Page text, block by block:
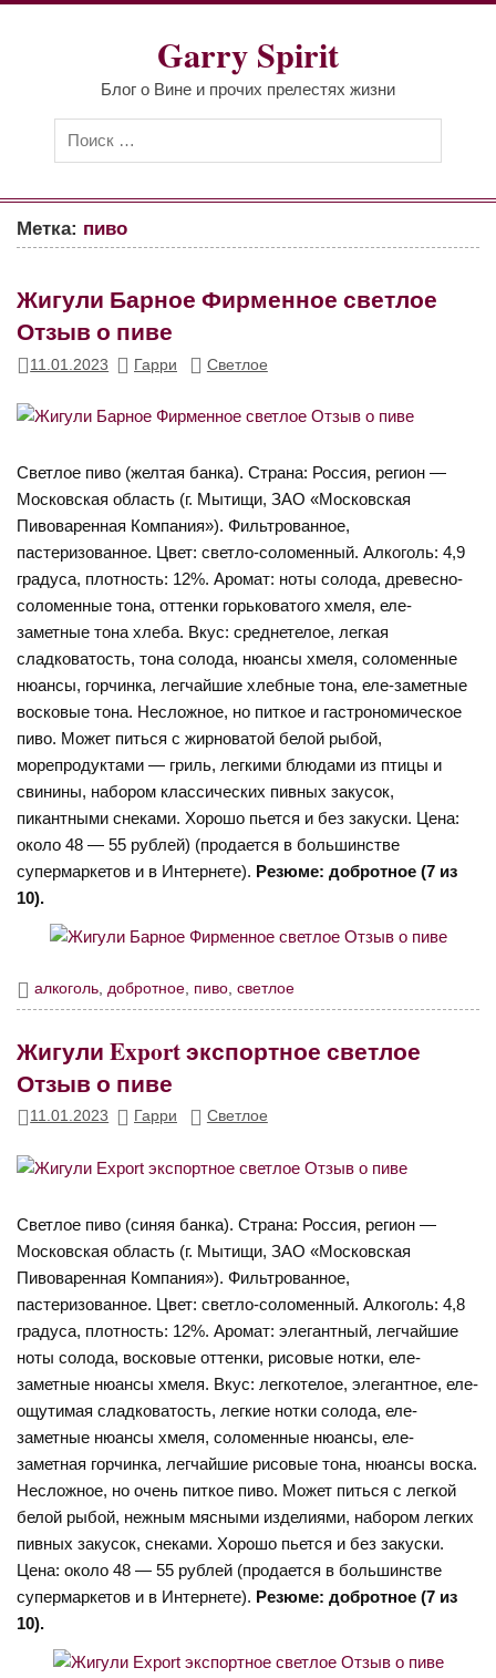
Перейти
Garry Spirit
Блог о Вине и прочих прелестях жизни
Метка: пиво
Жигули Барное Фирменное светлое
Отзыв о пиве
11.01.2023 Гарри Светлое
Светлое пиво (желтая банка). Страна: Россия, регион —
Московская область (г. Мытищи, ЗАО «Московская
Пивоваренная Компания»). Фильтрованное,
пастеризованное. Цвет: светло-соломенный. Алкоголь: 4,9
градуса, плотность: 12%. Аромат: ноты солода, древесно-
соломенные тона, оттенки горьковатого хмеля, еле-
заметные тона хлеба. Вкус: среднетелое, легкая
сладковатость, тона солода, нюансы хмеля, соломенные
нюансы, горчинка, легчайшие хлебные тона, еле-заметные
восковые тона. Несложное, но питкое и гастрономическое
пиво. Может питься с жирноватой белой рыбой,
морепродуктами — гриль, легкими блюдами из птицы и
свинины, набором классических пивных закусок,
пикантными снеками. Хорошо пьется и без закуски. Цена:
около 48 — 55 рублей) (продается в большинстве
супермаркетов и в Интернете). Резюме: добротное (7 из
10).
алкоголь,добротное, пиво,светлое
Жигули Export экспортное светлое
Отзыв о пиве
11.01.2023 Гарри Светлое
Светлое пиво (синяя банка). Страна: Россия, регион —
Московская область (г. Мытищи, ЗАО «Московская
Пивоваренная Компания»). Фильтрованное,
пастеризованное. Цвет: светло-соломенный. Алкоголь: 4,8
градуса, плотность: 12%. Аромат: элегантный, легчайшие
ноты солода, восковые оттенки, рисовые нотки, еле-
заметные нюансы хмеля. Вкус: легкотелое, элегантное, еле-
ощутимая сладковатость, легкие нотки солода, еле-
заметные нюансы хмеля, соломенные нюансы, еле-
заметная горчинка, легчайшие рисовые тона, нюансы воска.
Несложное, но очень питкое пиво. Может питься с легкой
белой рыбой, нежным мясными изделиями, набором легких
пивных закусок, снеками. Хорошо пьется и без закуски.
Цена: около 48 — 55 рублей (продается в большинстве
супермаркетов и в Интернете). Резюме: добротное (7 из
10).